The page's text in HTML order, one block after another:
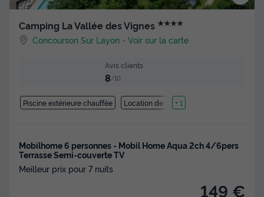
Camping La Vallée des Vignes ★★★★
Concourson Sur Layon -Voir sur la carte
Avis clients
8 /10
Piscine extérieure chauffée Location de vélos
+ 1
Mobilhome 6 personnes - Mobil Home Aqua 2ch 4/6pers
Terrasse Semi-couverte TV
Meilleur prix pour 7 nuits
149 €